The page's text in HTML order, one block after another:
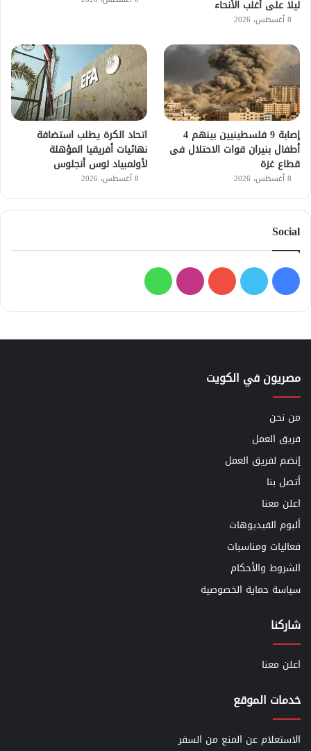
ليلا على أغلب الأنحاء
8 أغسطس، 2026
إصابة 9 فلسطينيين بينهم 4
أطفال بنيران قوات الاحتلال فى
قطاع غزة
8 أغسطس، 2026
اتحاد الكرة يطلب استضافة
نهائيات أفريقيا المؤهلة
لأولمبياد لوس أنجلوس
8 أغسطس، 2026
Social
فيسبوك
تويتر يوتيوبانستقرامواتساب
مصريون في الكويت
من نحن
فريق العمل
إنضم لفريق العمل
أتصل بنا
اعلن معنا
ألبوم الفيديوهات
فعاليات ومناسبات
الشروط والأحكام
سياسة حماية الخصوصية
شاركنا
اعلن معنا
خدمات الموقع
الاستعلام عن المنع من السفر